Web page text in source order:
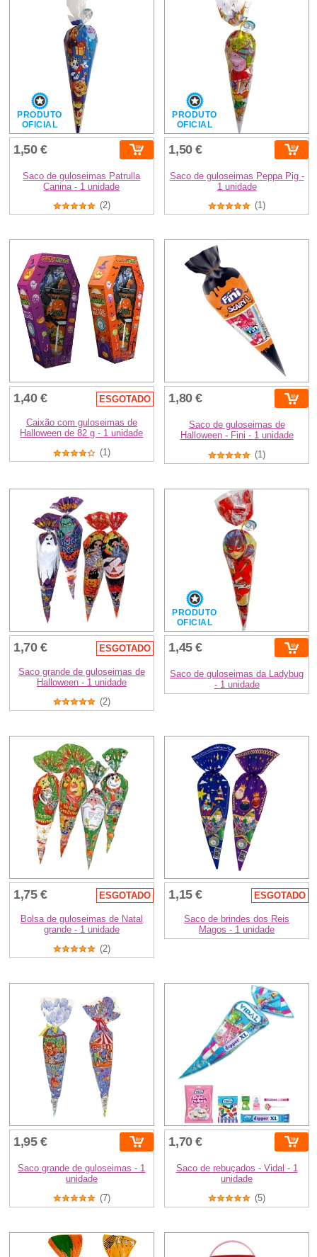
PRODUTO
OFICIAL
1,50 €
Saco de guloseimas Patrulla
Canina - 1 unidade
(2)
PRODUTO
OFICIAL
1,50 €
Saco de guloseimas Peppa Pig -
1 unidade
(1)
1,40 € ESGOTADO
Caixão com guloseimas de
Halloween de 82 g - 1 unidade
(1)
1,80 €
Saco de guloseimas de
Halloween - Fini - 1 unidade
(1)
1,70 € ESGOTADO
Saco grande de guloseimas de
Halloween - 1 unidade
(2)
PRODUTO
OFICIAL
1,45 €
Saco de guloseimas da Ladybug
- 1 unidade
1,75 € ESGOTADO
Bolsa de guloseimas de Natal
grande - 1 unidade
(2)
1,15 € ESGOTADO
Saco de brindes dos Reis
Magos - 1 unidade
1,95 €
Saco grande de guloseimas - 1
unidade
(7)
1,70 €
Saco de rebuçados - Vidal - 1
unidade
(5)